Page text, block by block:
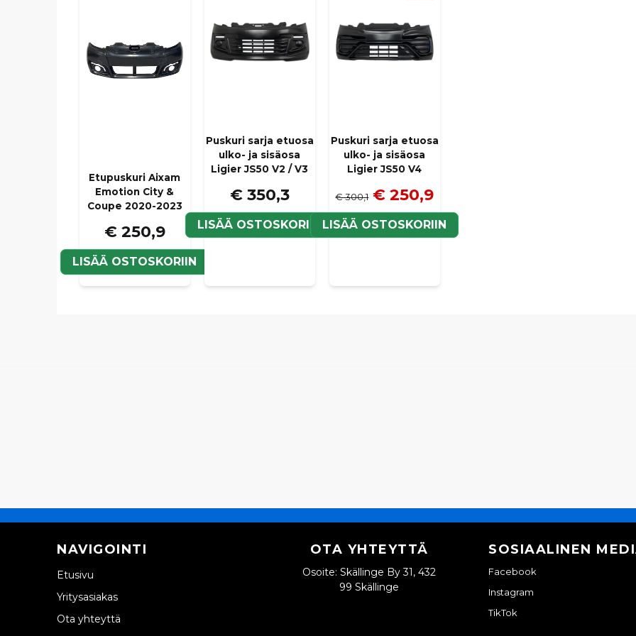
Etupuskuri Aixam
Emotion City &
Coupe 2020-2023
€ 250,9
LISÄÄ OSTOSKORIIN
Puskuri sarja etuosa
ulko- ja sisäosa
Ligier JS50 V2 / V3
€ 350,3
LISÄÄ OSTOSKORIIN
Puskuri sarja etuosa
ulko- ja sisäosa
Ligier JS50 V4
€ 300,1 € 250,9
LISÄÄ OSTOSKORIIN
NAVIGOINTI
Etusivu
Yritysasiakas
Ota yhteyttä
OTA YHTEYTTÄ
Osoite: Skällinge By 31, 432
99 Skällinge
SOSIAALINEN
Facebook
Instagram
TikTok